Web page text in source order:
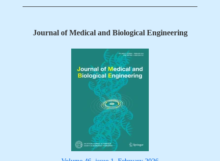
Journal of Medical and Biological Engineering